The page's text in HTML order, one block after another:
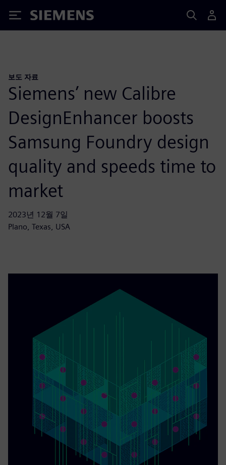
Siemens
보도 자료
Siemens’ new Calibre
DesignEnhancer boosts
Samsung Foundry design
quality and speeds time to
market
2023년 12월 7일
Plano, Texas, USA